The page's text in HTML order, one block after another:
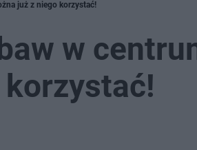
już z niego korzystać!
w